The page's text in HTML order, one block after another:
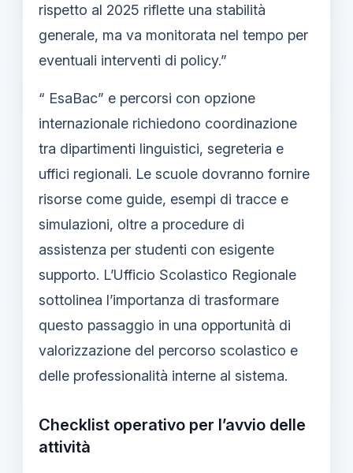
rispetto al 2025 riflette una stabilità
generale, ma va monitorata nel tempo per
eventuali interventi di policy.”
“ EsaBac” e percorsi con opzione
internazionale richiedono coordinazione
tra dipartimenti linguistici, segreteria e
uffici regionali. Le scuole dovranno fornire
risorse come guide, esempi di tracce e
simulazioni, oltre a procedure di
assistenza per studenti con esigente
supporto. L’Ufficio Scolastico Regionale
sottolinea l’importanza di trasformare
questo passaggio in una opportunità di
valorizzazione del percorso scolastico e
delle professionalità interne al sistema.
Checklist operativo per l’avvio delle
attività